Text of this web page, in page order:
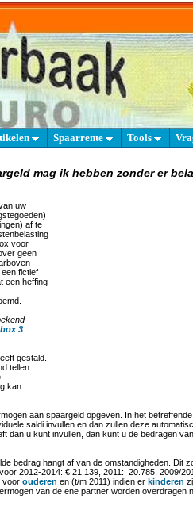
Spaarrente Tools
mag ik hebben zonder er
uw
af te
voor
geen
fictief
een heffing
3
gestald.
tellen
kan
aan spaargeld opgeven. In het
saldi invullen en dan zullen deze
dan u kunt invullen, dan kunt u de bedragen
bedrag hangt af van de omstandigheden. Dit
2012-2014: € 21.139, 2011: 20.785, 2009/
voor ouderen en (t/m 2011) indien er kinderen
van de ene partner worden overdragen